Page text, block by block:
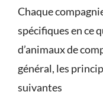
Chaque
spécifiques en ce
d’animaux de
général, les
suivantes